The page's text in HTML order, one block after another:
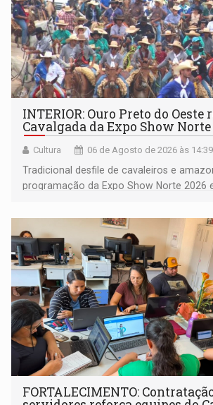
INTERIOR: Ouro Preto do Oeste
Cavalgada da Expo Show
Cultura 06 de Agosto de 2026 às 14:39
Tradicional desfile de cavaleiros e
programação da Expo Show Norte 2026
FORTALECIMENTO: